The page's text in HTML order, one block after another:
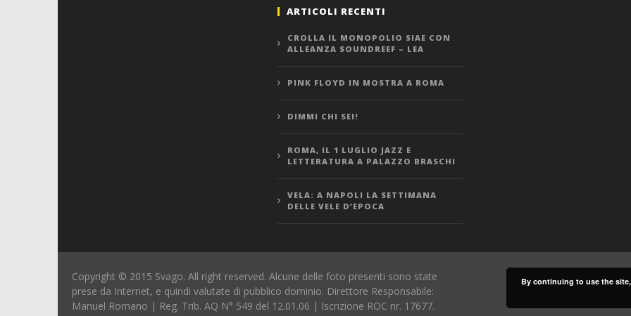
ARTICOLI RECENTI
CROLLA IL MONOPOLIO SIAE CON
ALLEANZA SOUNDREEF – LEA
PINK FLOYD IN MOSTRA A ROMA
DIMMI CHI SEI!
ROMA, IL 1 LUGLIO JAZZ E
LETTERATURA A PALAZZO BRASCHI
VELA: A NAPOLI LA SETTIMANA
DELLE VELE D’EPOCA
Copyright © 2015 Svago. All right reserved. Alcune delle foto presenti sono state
prese da Internet, e quindi valutate di pubblico dominio. Direttore Responsabile:
Manuel Romano | Reg. Trib. AQ N° 549 del 12.01.06 | Iscrizione ROC nr. 17677.
By continuing to use the